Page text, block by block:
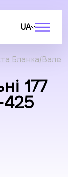
UA
Бланка
177
425